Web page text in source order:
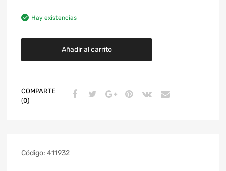
Hay existencias
Añadir al carrito
COMPARTE
(0)
Código: 411932